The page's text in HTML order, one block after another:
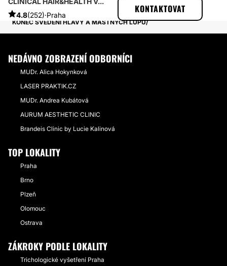
4.8(252)·Praha
KONTAKTOVAT
ESTHETICON
PŘÍBĚHY
PŘÍBĚHY TÝKAJÍCÍ SE ZÁKROKU TRICHOLOGICKÉ VYŠETŘENÍ
KONEC SVĚDĚNÍ HLAVY A MASTNÝCH LUPŮ
NEDÁVNO ZOBRAZENÍ ODBORNÍCI
MUDr. Alica Hokynková
LASER PRAKTIK.CZ
MUDr. Andrea Kubátová
AURUM AESTHETIC CLINIC
Brandeis Clinic by Lucie Kalinová
TOP LOKALITY
Praha
Brno
Plzeň
Olomouc
Ostrava
ZÁKROKY PODLE LOKALITY
Trichologické vyšetření Praha